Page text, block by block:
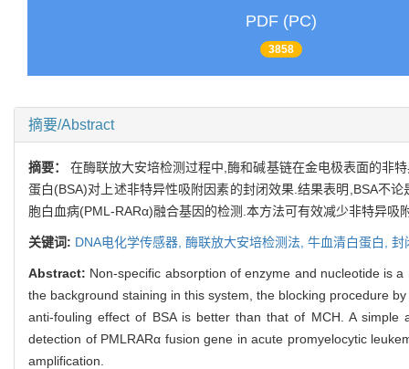
PDF (PC)
3858
摘要/Abstract
摘要：在酶联放大安培检测过程中,酶和碱基链在金电极表面的非
蛋白(BSA)对上述非特异性吸附因素的封闭效果.结果表明,BSA不
胞白血病(PML-RARα)融合基因的检测.本方法可有效减少非特异
关键词: DNA电化学传感器, 酶联放大安培检测法, 牛血清白蛋白, 封
Abstract: Non-specific absorption of enzyme and nucleotide is
the background staining in this system, the blocking procedure
anti-fouling effect of BSA is better than that of MCH. A
detection of PMLRARα fusion gene in acute promyelocytic
amplification.